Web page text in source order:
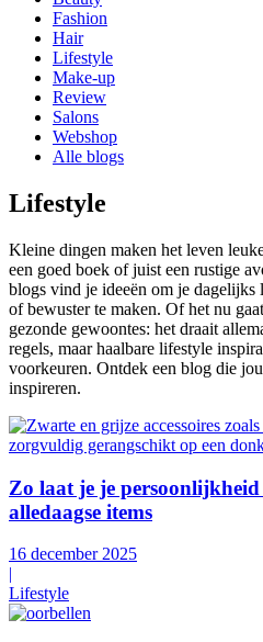
Fashion
Hair
Lifestyle
Make-up
Review
Salons
Webshop
Alle blogs
Lifestyle
Kleine dingen maken het leven
een goed boek of juist een rustige
blogs vind je ideeën om je dagelijks
of bewuster te maken. Of het nu
gezonde gewoontes: het draait
regels, maar haalbare lifestyle
voorkeuren. Ontdek een blog die
inspireren.
Zo laat je je
alledaagse items
16 december 2025
|
Lifestyle